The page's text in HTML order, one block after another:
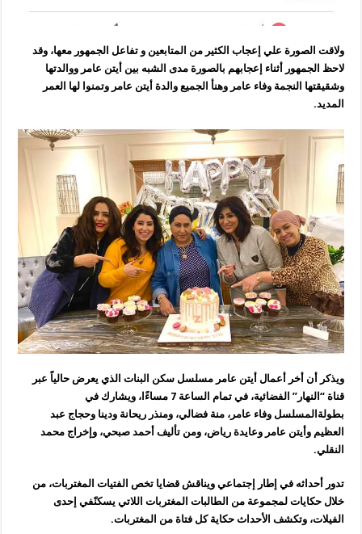
ولاقت الصورة علي إعجاب الكثير من المتابعين و تفاعل الجمهور معها، وقد
لاحظ الجمهور أثناء إعجابهم بالصورة مدى الشبه بين أيتن عامر ووالدتها
وشقيقتها النجمة وفاء عامر وهنأ الجميع والدة أيتن عامر وتمنوا لها العمر
المديد.
ويذكر أن أخر أعمال أيتن عامر مسلسل سكن البنات الذي يعرض حالياً عبر
قناة “النهار” الفضائية، في تمام الساعة 7 مساءًا، ويشارك في
بطولةالمسلسل وفاء عامر، منة فضالي، ومنذر ريحانة ودينا وحجاج عبد
العظيم وأيتن عامر وعايدة رياض، ومن تأليف أحمد صبحي، وإخراج محمد
النقلي.
تدور أحداثه في إطار إجتماعي ويناقش قضايا تخص الفتيات المغتربات، من
خلال حكايات لمجموعة من الطالبات المغتربات اللاتي يسكنّفي إحدى
الفيلات، وتكشف الأحداث حكاية كل فتاة من المغتربات.